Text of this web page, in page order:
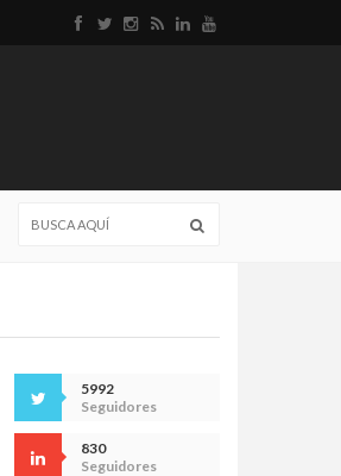
5992
Seguidores
830
Seguidores